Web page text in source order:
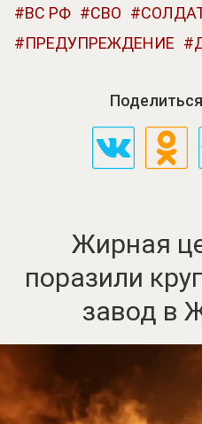
ВС РФ СВО
ПРЕДУПРЕЖДЕНИЕ
Жирная
поразили
завод в